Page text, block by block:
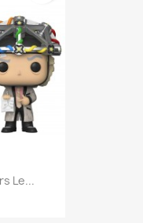
Le...